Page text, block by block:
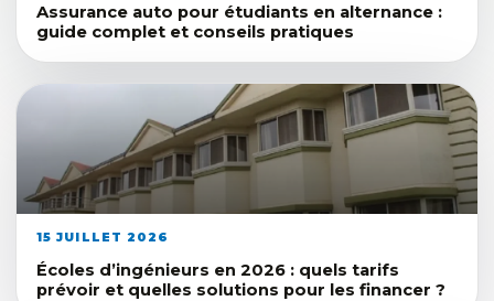
Assurance auto pour étudiants en alternance :
guide complet et conseils pratiques
15 JUILLET 2026
Écoles d’ingénieurs en 2026 : quels tarifs
prévoir et quelles solutions pour les financer ?